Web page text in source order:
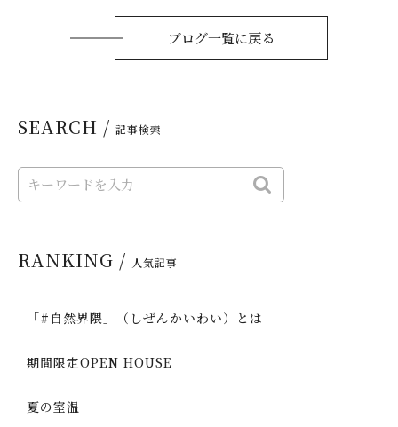
ブログ一覧に戻る
SEARCH / 記事検索
RANKING / 人気記事
「#自然界隈」（しぜんかいわい）とは
期間限定OPEN HOUSE
夏の室温